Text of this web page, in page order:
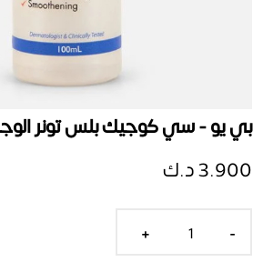
بي يو - سي كوجيك بلس تونر
3.900 د.ك
-
+